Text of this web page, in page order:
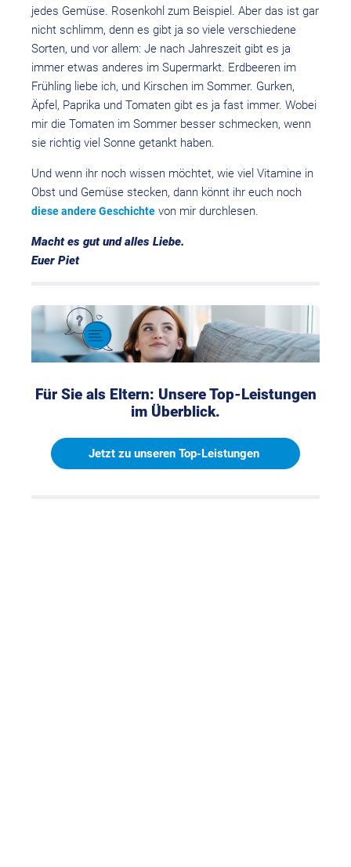
jedes Gemüse. Rosenkohl zum Beispiel. Aber das ist gar
nicht schlimm, denn es gibt ja so viele verschiedene
Sorten, und vor allem: Je nach Jahreszeit gibt es ja
immer etwas anderes im Supermarkt. Erdbeeren im
Frühling liebe ich, und Kirschen im Sommer. Gurken,
Äpfel, Paprika und Tomaten gibt es ja fast immer. Wobei
mir die Tomaten im Sommer besser schmecken, wenn
sie richtig viel Sonne getankt haben.
Und wenn ihr noch wissen möchtet, wie viel Vitamine in
Obst und Gemüse stecken, dann könnt ihr euch noch
diese andere Geschichte von mir durchlesen.
Macht es gut und alles Liebe.
Euer Piet
Für Sie als Eltern: Unsere Top-Leistungen
im Überblick.
Jetzt zu unseren Top-Leistungen